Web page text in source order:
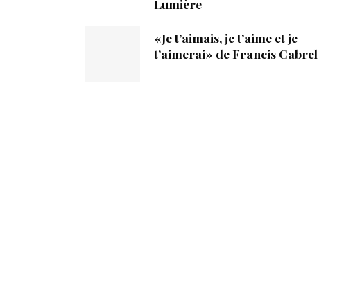
Lumière
«Je t’aimais, je t’aime et je
t’aimerai» de Francis Cabrel